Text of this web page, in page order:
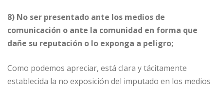
8) No ser presentado ante los medios de
comunicación o ante la comunidad en forma que
dañe su reputación o lo exponga a peligro;
Como podemos apreciar, está clara y tácitamente
establecida la no exposición del imputado en los medios